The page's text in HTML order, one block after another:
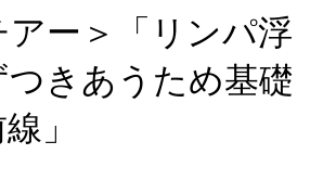
アー＞「リンパ浮
つきあうため基礎
」